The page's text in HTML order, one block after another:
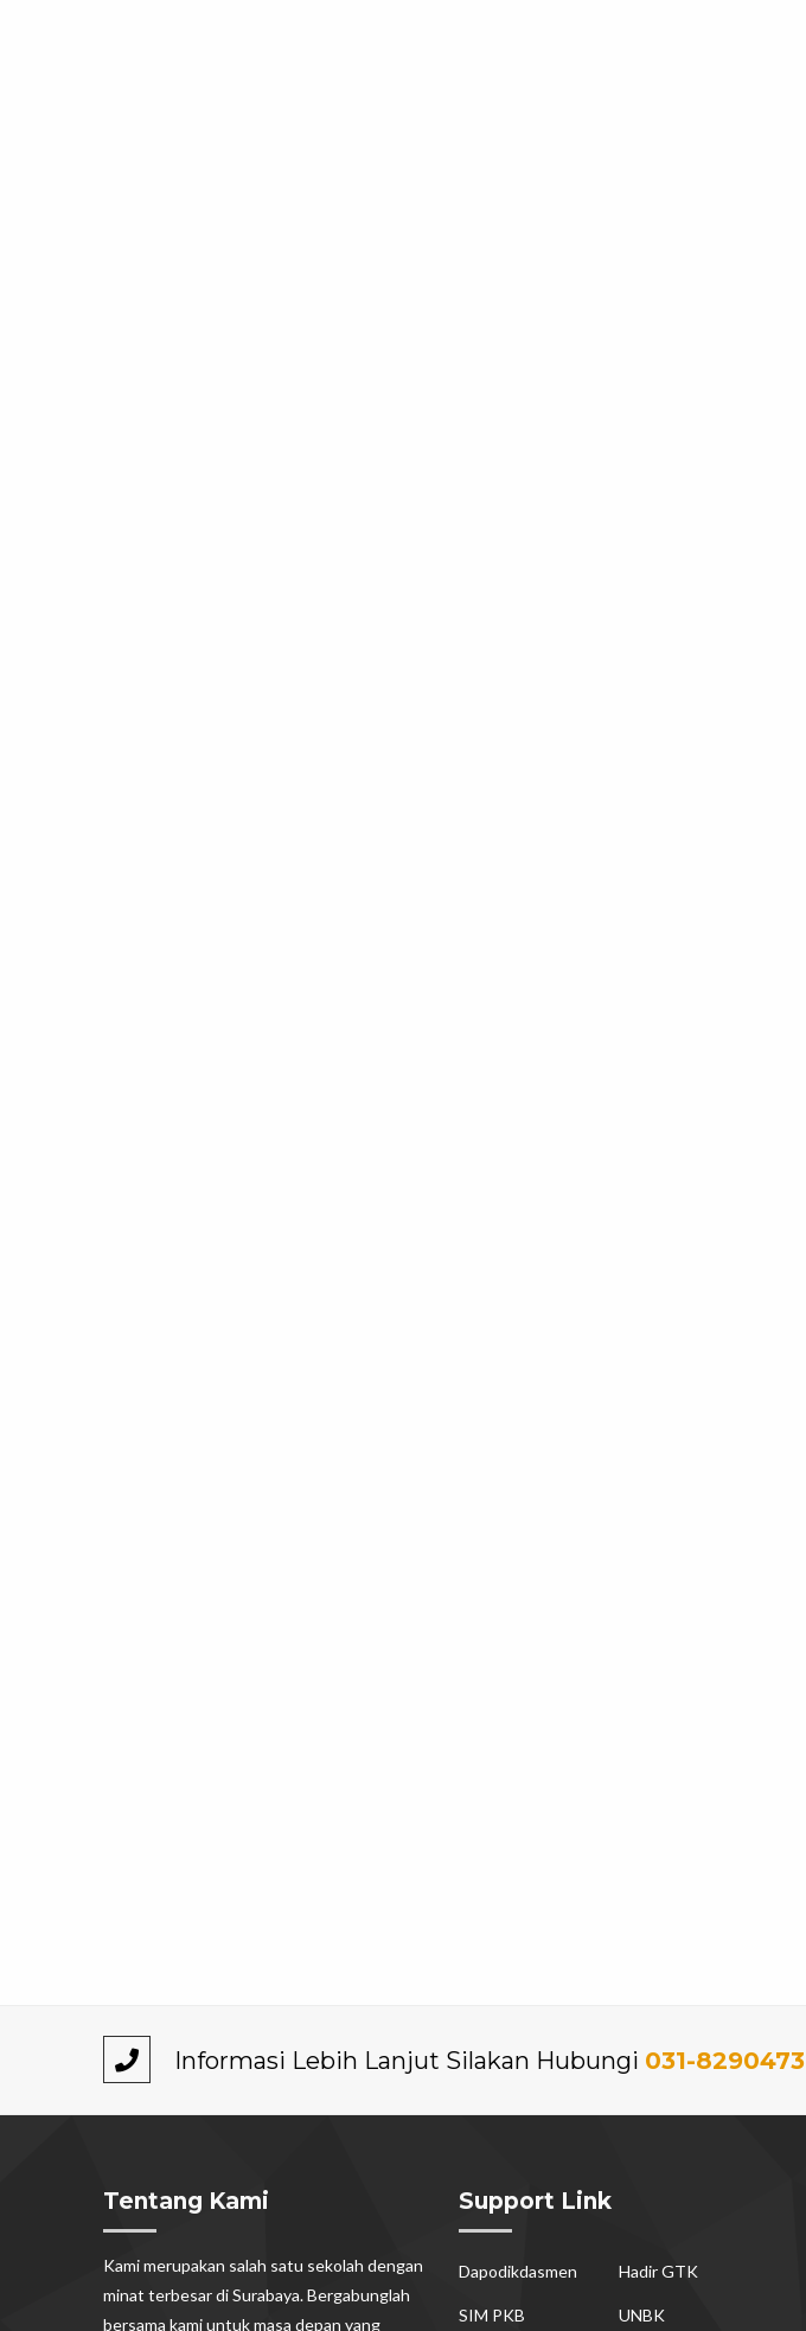
Informasi Lebih Lanjut Silakan Hubungi 031-8290473
Tentang Kami
Kami merupakan salah satu sekolah dengan
minat terbesar di Surabaya. Bergabunglah
bersama kami untuk masa depan yang
Support Link
Dapodikdasmen Hadir GTK
SIM PKB UNBK